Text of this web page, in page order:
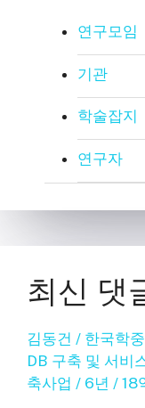
연구모임
기관
학술잡지
연구자
최신 댓
김동건 / 한국학
DB 구축 및 서비
축사업 / 6년 / 18